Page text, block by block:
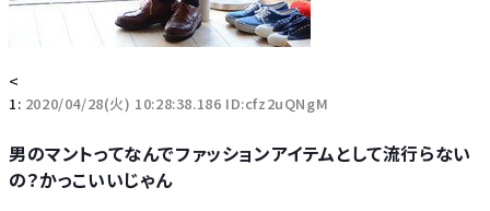
<
1: 2020/04/28(火) 10:28:38.186 ID:cfz2uQNgM
男のマントってなんでファッションアイテムとして流行らない
の？かっこいいじゃん